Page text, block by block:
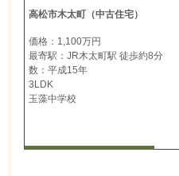
高松市木太町（中古住宅）
価格：1,100万円
最寄駅：JR木太町
数：平成15
3LDK 木
玉藻中学校